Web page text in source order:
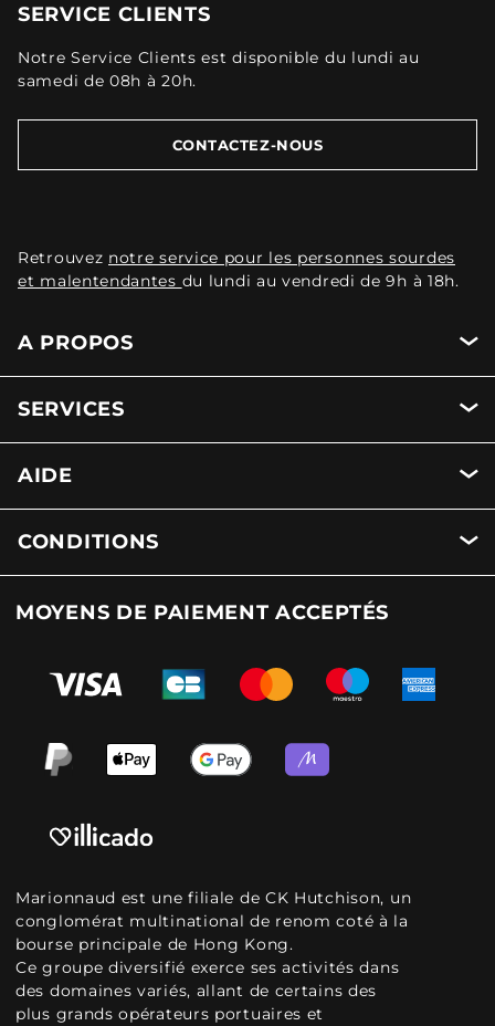
SERVICE CLIENTS
Notre Service Clients est disponible du lundi au
samedi de 08h à 20h.
CONTACTEZ-NOUS
Retrouvez notre service pour les personnes sourdes
et malentendantes du lundi au vendredi de 9h à 18h.
A PROPOS
SERVICES
AIDE
CONDITIONS
MOYENS DE PAIEMENT ACCEPTÉS
Marionnaud est une filiale de CK Hutchison, un
conglomérat multinational de renom coté à la
bourse principale de Hong Kong.
Ce groupe diversifié exerce ses activités dans
des domaines variés, allant de certains des
plus grands opérateurs portuaires et